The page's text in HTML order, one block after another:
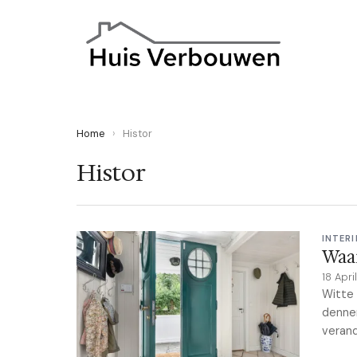
Home › Histor
Histor
18
Witte